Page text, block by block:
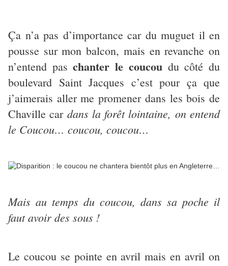
Ça n’a pas d’importance car du muguet il en
pousse sur mon balcon, mais en revanche on
n’entend paschanter le coucoudu côté du
boulevard Saint Jacques c’est pour ça que
j’aimerais aller me promener dans les bois de
Chaville car dans la forêt lointaine, on entend
le Coucou… coucou, coucou…
Mais au temps du coucou, dans sa poche il
faut avoir des sous !
Le coucou se pointe en avril mais en avril on